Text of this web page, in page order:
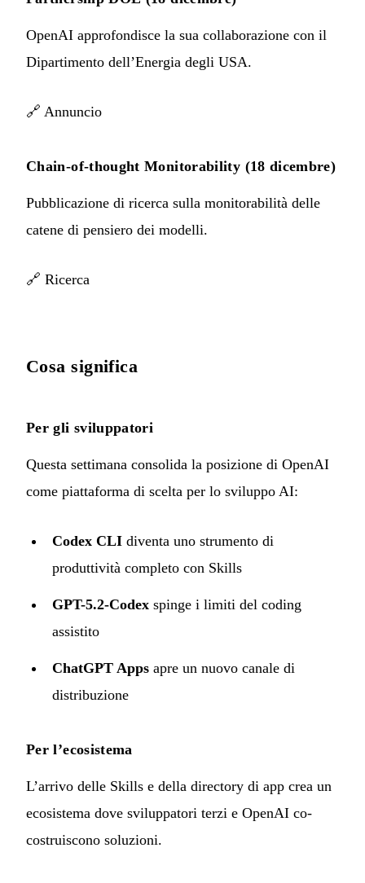
OpenAI approfondisce la sua collaborazione con il
Dipartimento dell’Energia degli USA.
🔗 Annuncio
Chain-of-thought Monitorability (18 dicembre)
Pubblicazione di ricerca sulla monitorabilità delle
catene di pensiero dei modelli.
🔗 Ricerca
Cosa significa
Per gli sviluppatori
Questa settimana consolida la posizione di OpenAI
come piattaforma di scelta per lo sviluppo AI:
Codex CLI diventa uno strumento di
produttività completo con Skills
GPT-5.2-Codex spinge i limiti del coding
assistito
ChatGPT Apps apre un nuovo canale di
distribuzione
Per l’ecosistema
L’arrivo delle Skills e della directory di app crea un
ecosistema dove sviluppatori terzi e OpenAI co-
costruiscono soluzioni.